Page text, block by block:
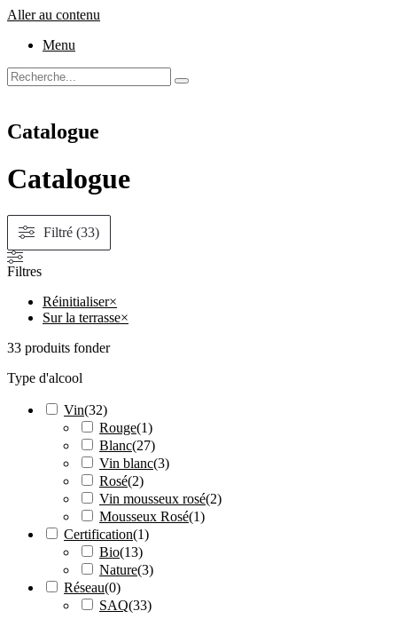
Aller au contenu
Menu
Catalogue
Catalogue
Filtré (33)
Filtres
Réinitialiser×
Sur la terrasse×
33 produits fonder
Type d'alcool
Vin(32)
Rouge(1)
Blanc(27)
Vin blanc(3)
Rosé(2)
Vin mousseux rosé(2)
Mousseux Rosé(1)
Certification(1)
Bio(13)
Nature(3)
Réseau(0)
SAQ(33)